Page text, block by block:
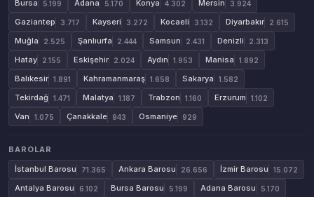
Bursa 5.199 Adana 5.170 Konya 4.302 Mersin 3.924
Gaziantep 3.717 Kayseri 3.272 Kocaeli 3.132 Diyarbakır 2.615
Muğla 2.525 Şanlıurfa 2.444 Samsun 2.431 Denizli 2.313
Hatay 2.155 Eskişehir 2.024 Aydın 1.953 Manisa 1.892
Balıkesir 1.891 Kahramanmaraş 1.658 Sakarya 1.582
Tekirdağ 1.471 Malatya 1.187 Trabzon 1.160 Erzurum 1.102
Van 1.075 Çanakkale 943 Osmaniye 929
BAROLAR
İstanbul Barosu
71.365 Ankara Barosu 26.656 İzmir Barosu 15.072
Antalya Barosu 6.102 Bursa Barosu 5.199 Adana Barosu 5.170